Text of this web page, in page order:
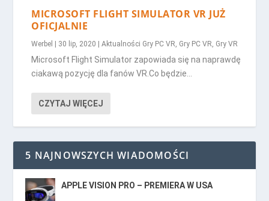
MICROSOFT FLIGHT SIMULATOR VR JUŻ
OFICJALNIE
Werbel | 30 lip, 2020 |Aktualności Gry PC VR Gry PC VR Gry VR
Microsoft Flight Simulator zapowiada się na naprawdę
ciakawą pozycję dla fanów VR.Co będzie...
CZYTAJ WIĘCEJ
5 NAJNOWSZYCH WIADOMOŚCI
APPLE VISION PRO – PREMIERA W USA